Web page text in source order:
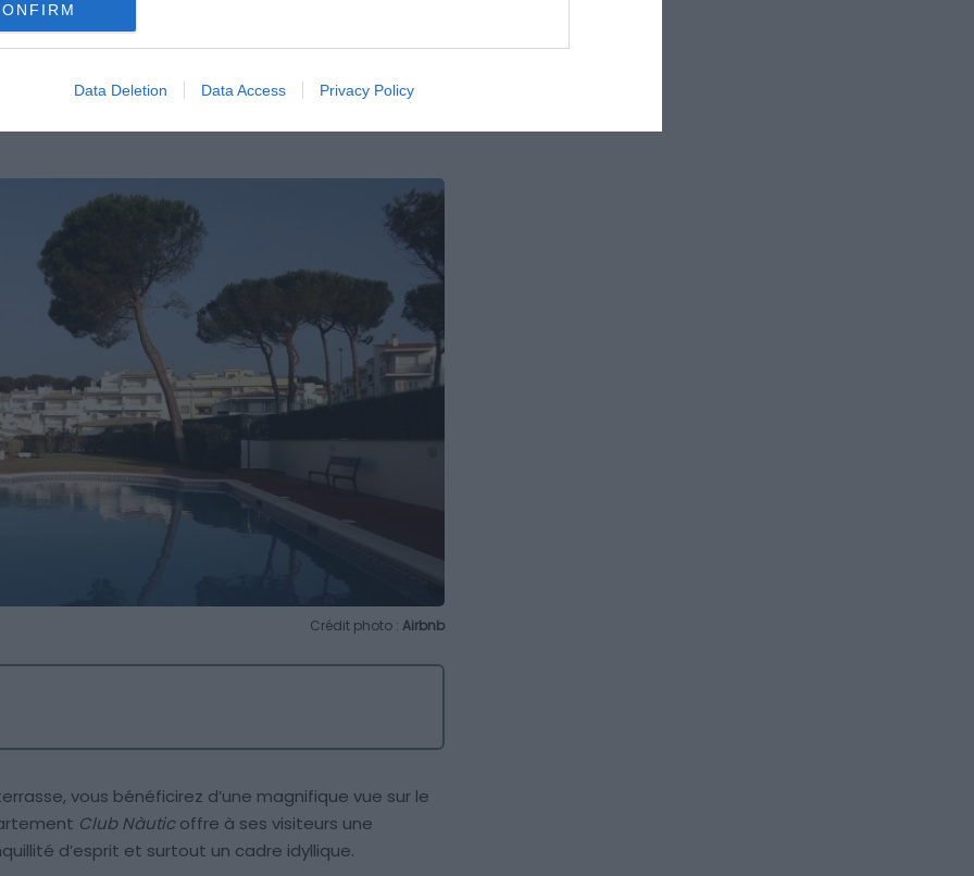
Data Deletion Data Access Privacy Policy
Crédit photo : Airbnb
vous bénéficirez d’une magnifique vue sur le
Club Nàuticoffre à ses visiteurs une
d’esprit et surtout un cadre idyllique.